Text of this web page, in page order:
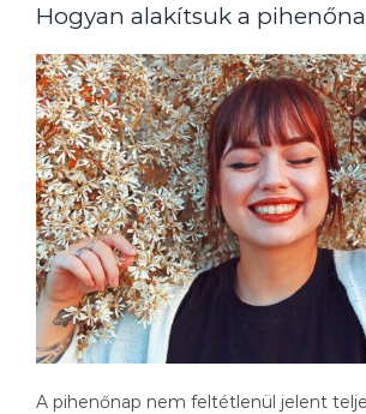
Hogyan alakítsuk a
A pihenőnap nem feltétlenül jelent